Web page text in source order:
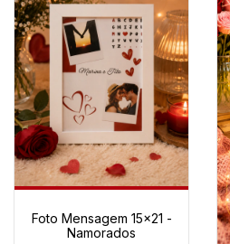
Foto Mensagem 15x21 -
Namorados